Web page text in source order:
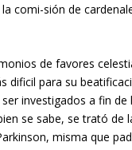
comi-sión de
de favores
dificil para su
investigados a fin de
se sabe, se trató de
misma que